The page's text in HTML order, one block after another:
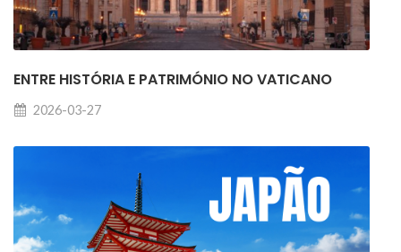
ENTRE HISTÓRIA E PATRIMÓNIO NO VATICANO
2026-03-27